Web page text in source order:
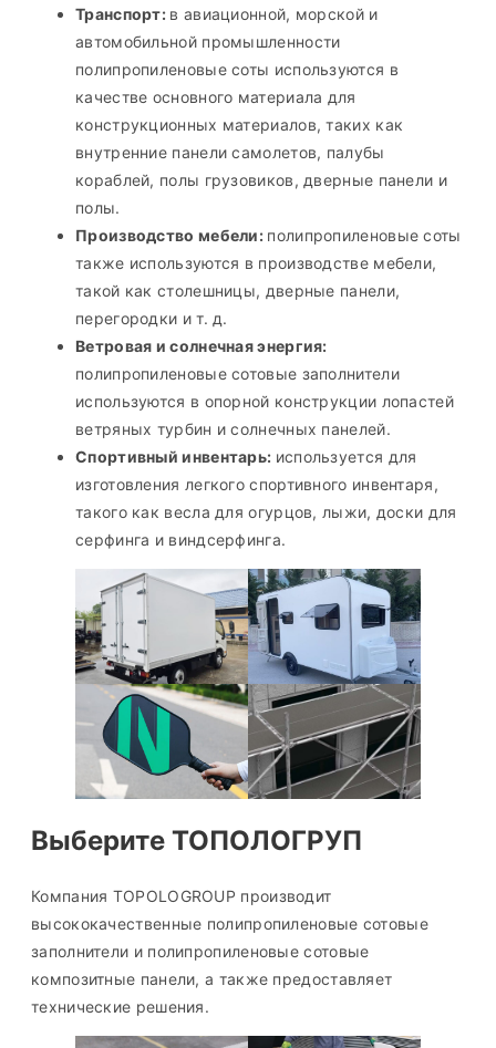
Транспорт: в авиационной, морской и
автомобильной промышленности
полипропиленовые соты используются в
качестве основного материала для
конструкционных материалов, таких как
внутренние панели самолетов, палубы
кораблей, полы грузовиков, дверные панели и
полы.
Производство мебели: полипропиленовые соты
также используются в производстве мебели,
такой как столешницы, дверные панели,
перегородки и т. д.
Ветровая и солнечная энергия:
полипропиленовые сотовые заполнители
используются в опорной конструкции лопастей
ветряных турбин и солнечных панелей.
Спортивный инвентарь: используется для
изготовления легкого спортивного инвентаря,
такого как весла для огурцов, лыжи, доски для
серфинга и виндсерфинга.
Выберите ТОПОЛОГРУП
Компания TOPOLOGROUP производит
высококачественные полипропиленовые сотовые
заполнители и полипропиленовые сотовые
композитные панели, а также предоставляет
технические решения.